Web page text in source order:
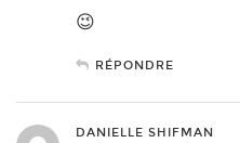
😉
RÉPONDRE
DANIELLE SHIFMAN